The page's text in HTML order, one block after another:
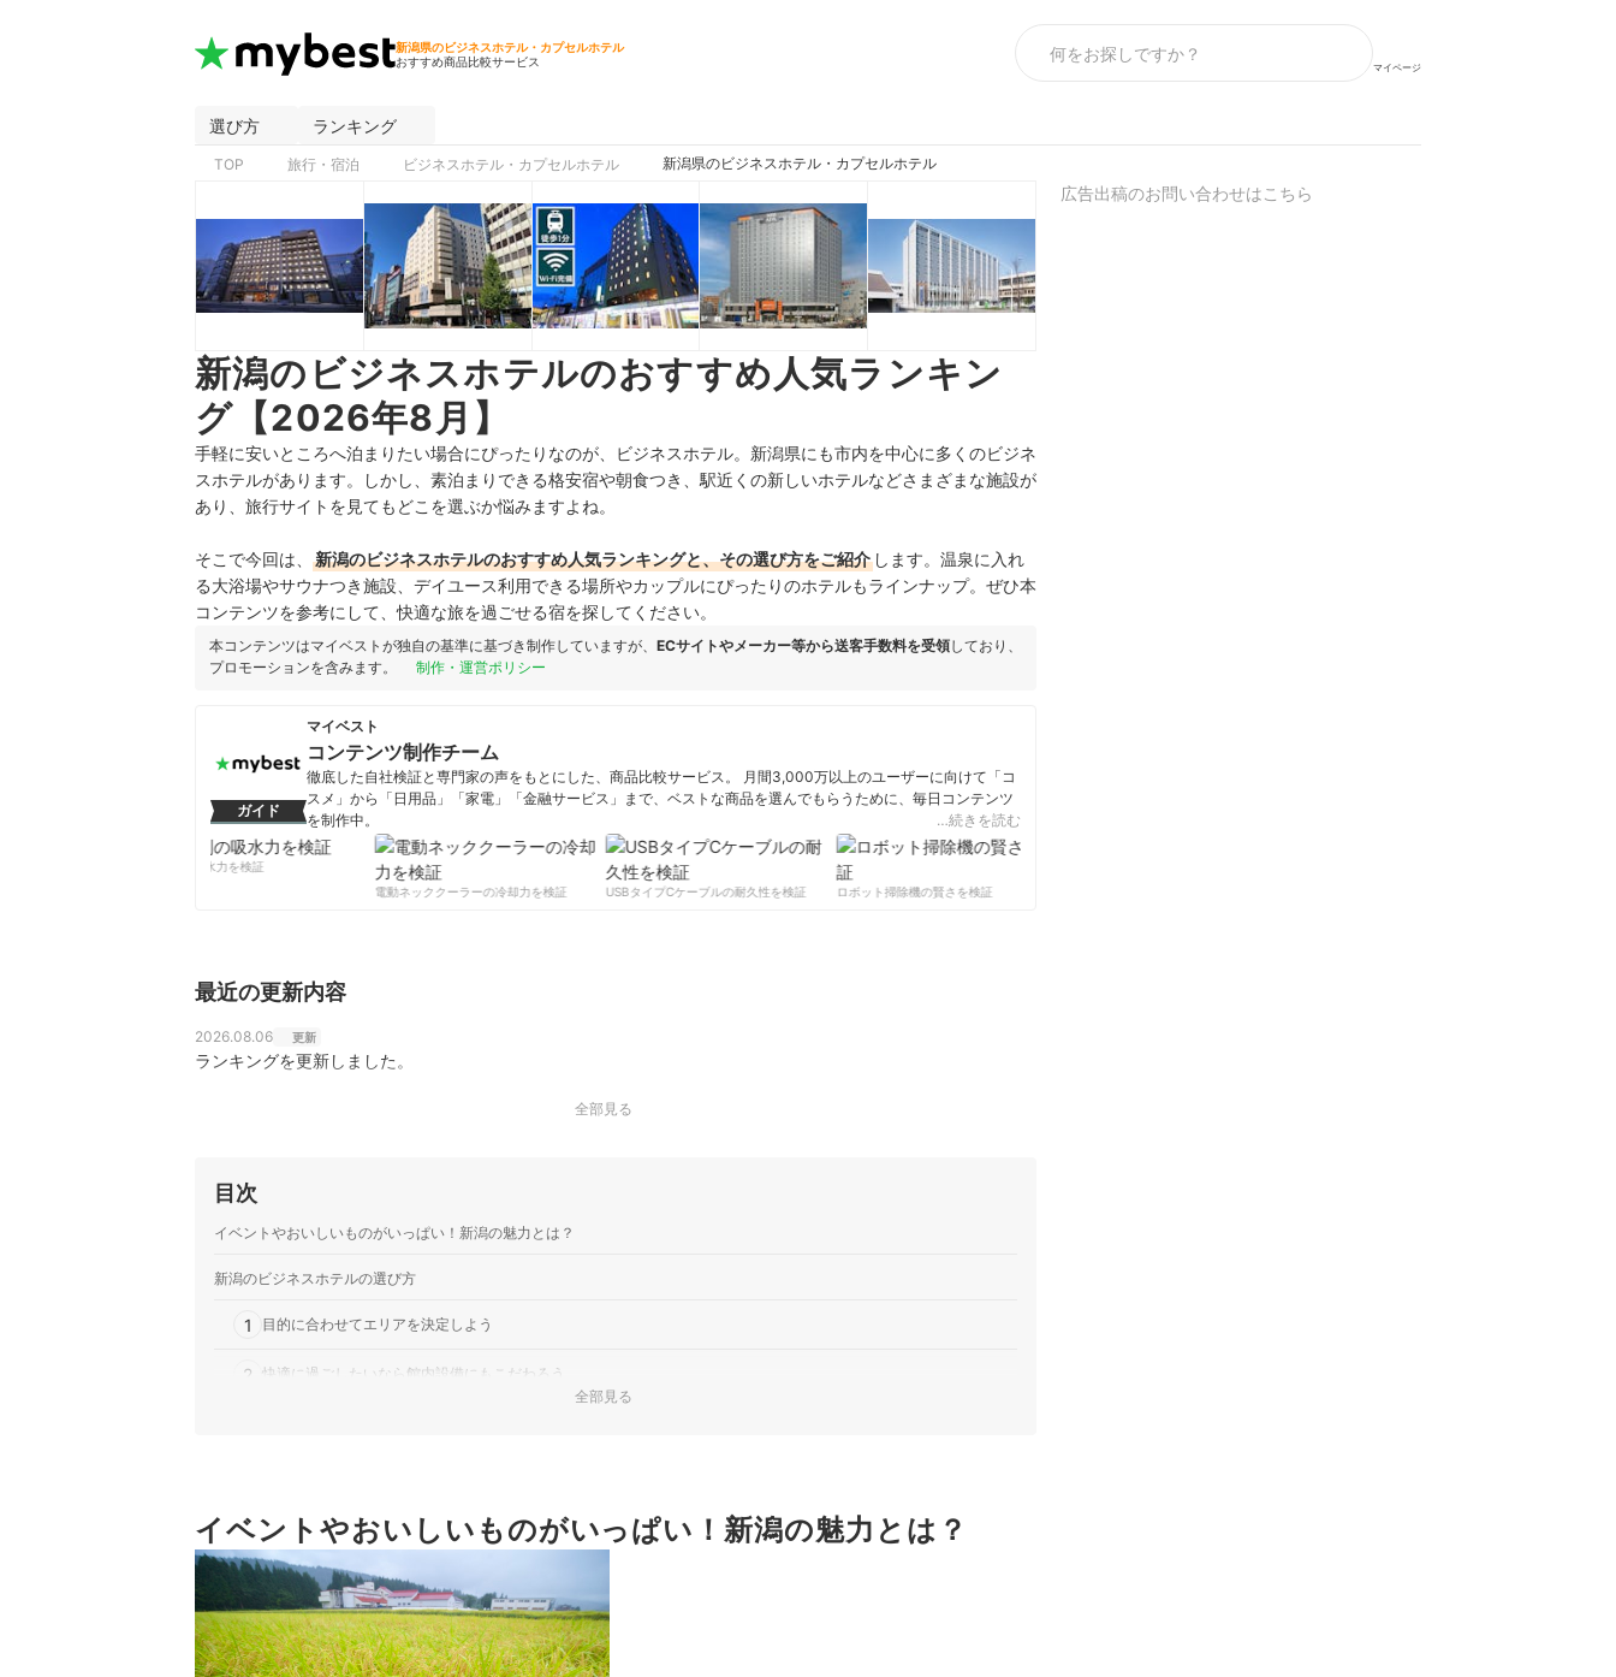
新潟県のビジネスホテル・カプセルホテル
おすすめ商品比較サービス
マイページ
選び方 ランキング
TOP 旅行・宿泊 ビジネスホテル・カプセルホテル 新潟県のビジネスホテル・カプセルホテル
新潟のビジネスホテルのおすすめ人気ランキン
グ【2026年8月】
手軽に安いところへ泊まりたい場合にぴったりなのが、ビジネスホテル。新潟県にも市内を中心に多くのビジネ
スホテルがあります。しかし、素泊まりできる格安宿や朝食つき、駅近くの新しいホテルなどさまざまな施設が
あり、旅行サイトを見てもどこを選ぶか悩みますよね。
そこで今回は、 新潟のビジネスホテルのおすすめ人気ランキングと、その選び方をご紹介 します。温泉に入れ
る大浴場やサウナつき施設、デイユース利用できる場所やカップルにぴったりのホテルもラインナップ。ぜひ本
コンテンツを参考にして、快適な旅を過ごせる宿を探してください。
本コンテンツはマイベストが独自の基準に基づき制作していますが、 ECサイトやメーカー等から送客手数料を受領しており、
プロモーションを含みます。
制作・運営ポリシー
ガイド
マイベスト
コンテンツ制作チーム
徹底した自社検証と専門家の声をもとにした、商品比較サービス。 月間3,000万以上のユーザーに向けて「コ
スメ」から「日用品」「家電」「金融サービス」まで、ベストな商品を選んでもらうために、毎日コンテンツ
を制作中。
コンテンツ制作チームのプロフィール
…続きを読む
柔軟剤の吸水力を検証
電動ネッククーラーの冷却力を検証
USBタイプCケーブルの耐久性を検証 ロボット掃除機の賢さを検証
最近の更新内容
2026.08.06 更新
ランキングを更新しました。
全部見る
目次
イベントやおいしいものがいっぱい！新潟の魅力とは？
新潟のビジネスホテルの選び方
1 目的に合わせてエリアを決定しよう
2 快適に過ごしたいなら館内設備にもこだわろう
5 日帰り旅行やリモートワークならデイユースを検討しよう
新潟のビジネスホテル全35選おすすめ人気ランキング
ペットと泊まれる新潟の宿もチェックしよう
全部見る
イベントやおいしいものがいっぱい！新潟の魅力とは？
広告出稿のお問い合わせはこちら